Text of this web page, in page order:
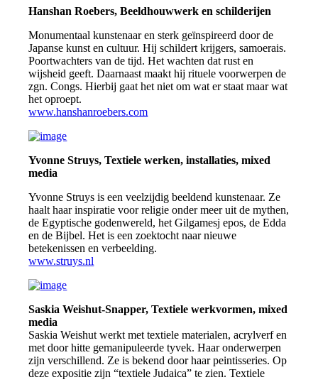
Hanshan Roebers, Beeldhouwwerk en schilderijen
Monumentaal kunstenaar en sterk geïnspireerd door de
Japanse kunst en cultuur. Hij schildert krijgers, samoerais.
Poortwachters van de tijd. Het wachten dat rust en
wijsheid geeft. Daarnaast maakt hij rituele voorwerpen de
zgn. Congs. Hierbij gaat het niet om wat er staat maar wat
het oproept.
www.hanshanroebers.com
Yvonne Struys, Textiele werken, installaties, mixed
media
Yvonne Struys is een veelzijdig beeldend kunstenaar. Ze
haalt haar inspiratie voor religie onder meer uit de mythen,
de Egyptische godenwereld, het Gilgamesj epos, de Edda
en de Bijbel. Het is een zoektocht naar nieuwe
betekenissen en verbeelding.
www.struys.nl
Saskia Weishut-Snapper, Textiele werkvormen, mixed
media
Saskia Weishut werkt met textiele materialen, acrylverf en
met door hitte gemanipuleerde tyvek. Haar onderwerpen
zijn verschillend. Ze is bekend door haar peintisseries. Op
deze expositie zijn “textiele Judaica” te zien. Textiele